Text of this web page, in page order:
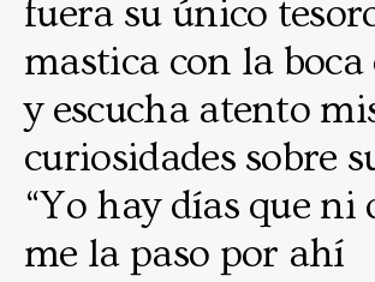
fuera su único
mastica con la boca
y escucha atento
curiosidades sobre
“Yo hay días que ni
me la paso por ahí